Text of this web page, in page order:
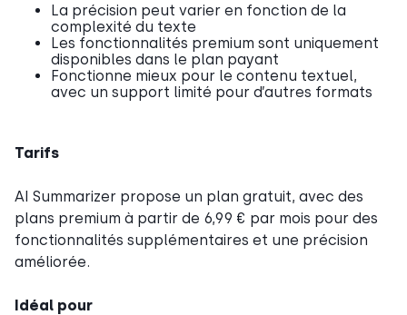
La précision peut varier en fonction de la
complexité du texte
Les fonctionnalités premium sont uniquement
disponibles dans le plan payant
Fonctionne mieux pour le contenu textuel,
avec un support limité pour d’autres formats
Tarifs
AI Summarizer propose un plan gratuit, avec des
plans premium à partir de 6,99 € par mois pour des
fonctionnalités supplémentaires et une précision
améliorée.
Idéal pour